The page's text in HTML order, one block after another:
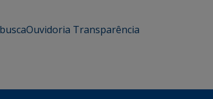
Ouvidoria Transparência